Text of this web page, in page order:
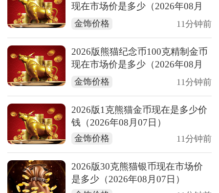
现在市场价是多少（2026年08月
07日）
金饰价格 11分钟前
2026版熊猫纪念币100克精制金币
现在市场价是多少（2026年08月
07日）
金饰价格 11分钟前
2026版1克熊猫金币现在是多少价
钱（2026年08月07日）
金饰价格 11分钟前
2026版30克熊猫银币现在市场价
是多少（2026年08月07日）